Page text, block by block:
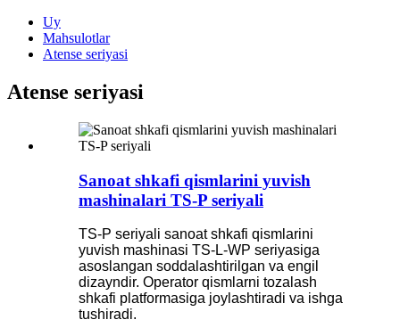
Uy
Mahsulotlar
Atense seriyasi
Atense seriyasi
Sanoat shkafi qismlarini yuvish
mashinalari TS-P seriyali
TS-P seriyali sanoat shkafi qismlarini
yuvish mashinasi TS-L-WP seriyasiga
asoslangan soddalashtirilgan va engil
dizayndir. Operator qismlarni tozalash
shkafi platformasiga joylashtiradi va ishga
tushiradi.